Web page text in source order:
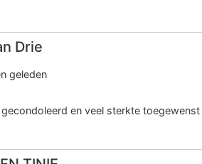
Drie
geleden
en veel sterkte toegewenst